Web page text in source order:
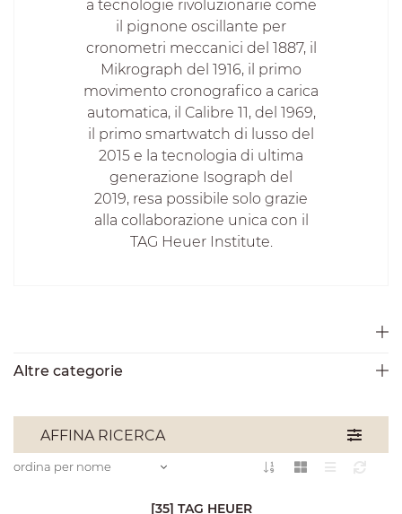
a tecnologie rivoluzionarie come
il pignone oscillante per
cronometri meccanici del 1887, il
Mikrograph del 1916, il primo
movimento cronografico a carica
automatica, il Calibre 11, del 1969,
il primo smartwatch di lusso del
2015 e la tecnologia di ultima
generazione Isograph del
2019, resa possibile solo grazie
alla collaborazione unica con il
TAG Heuer Institute.
Altre categorie
AFFINA RICERCA
ordina per nome
[35] TAG HEUER